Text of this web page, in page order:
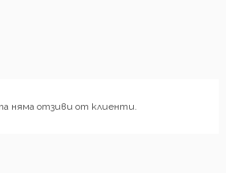
няма отзиви от клиенти.